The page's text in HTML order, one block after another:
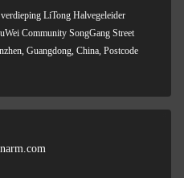
LiTong Halvegeleider
Community SongGang Street
Guangdong, China, Postcode